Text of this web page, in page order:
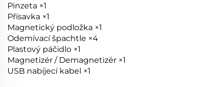
Pinzeta ×1
Přísavka ×1
Magnetický podložka ×1
Odemívací špachtle ×4
Plastový páčidlo ×1
Magnetizér / Demagnetizér ×1
USB nabíjecí kabel ×1